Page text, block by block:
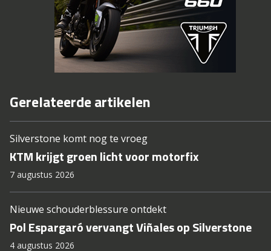
Gerelateerde artikelen
Silverstone komt nog te vroeg
KTM krijgt groen licht voor motorfix
7 augustus 2026
Nieuwe schouderblessure ontdekt
Pol Espargaró vervangt Viñales op Silverstone
4 augustus 2026